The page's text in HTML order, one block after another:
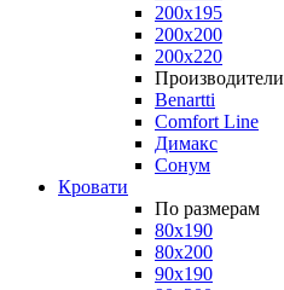
200x195
200x200
200x220
Производители
Benartti
Comfort Line
Димакс
Сонум
Кровати
По размерам
80x190
80x200
90x190